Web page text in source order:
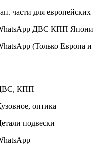
части для
ДВС КПП
(Только Европа
КПП
оптика
подвески